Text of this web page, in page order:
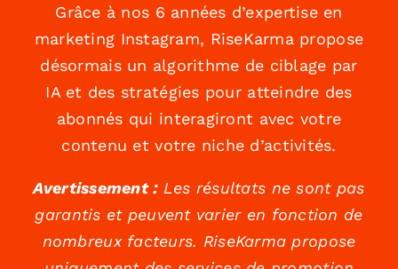
Grâce à nos 6 années d’expertise en
marketing Instagram, RiseKarma propose
désormais un algorithme de ciblage par
IA et des stratégies pour atteindre des
abonnés qui interagiront avec votre
contenu et votre niche d’activités.
Avertissement :Les résultats ne sont pas
garantis et peuvent varier en fonction de
nombreux facteurs. RiseKarma propose